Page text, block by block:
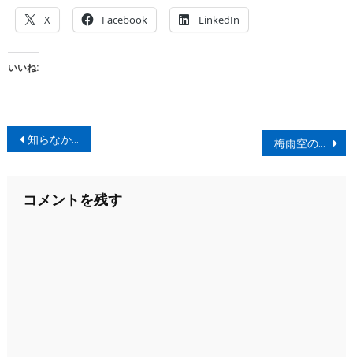
X Facebook LinkedIn
いいね:
投
稿
ビ
知らなかった～！IOCに連なる、錬金術の仕組み。 梅雨空の下、作物は育つ
コメントを残す